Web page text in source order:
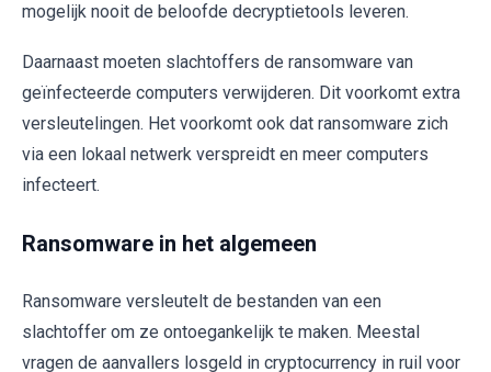
mogelijk nooit de beloofde decryptietools leveren.
Daarnaast moeten slachtoffers de ransomware van
geïnfecteerde computers verwijderen. Dit voorkomt extra
versleutelingen. Het voorkomt ook dat ransomware zich
via een lokaal netwerk verspreidt en meer computers
infecteert.
Ransomware in het algemeen
Ransomware versleutelt de bestanden van een
slachtoffer om ze ontoegankelijk te maken. Meestal
vragen de aanvallers losgeld in cryptocurrency in ruil voor